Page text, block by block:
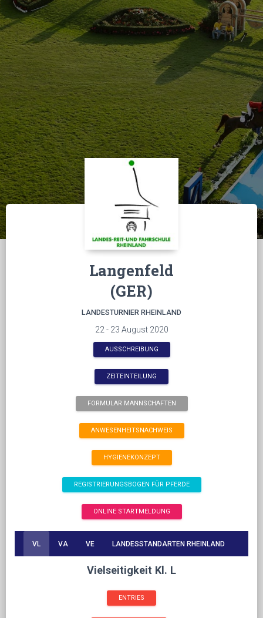
Langenfeld
(GER)
LANDESTURNIER RHEINLAND
22 - 23 August 2020
AUSSCHREIBUNG
ZEITEINTEILUNG
FORMULAR MANNSCHAFTEN
ANWESENHEITSNACHWEIS
HYGIENEKONZEPT
REGISTRIERUNGSBOGEN FÜR PFERDE
ONLINE STARTMELDUNG
VL VA VE LANDESSTANDARTEN RHEINLAND
Vielseitigkeit Kl. L
ENTRIES